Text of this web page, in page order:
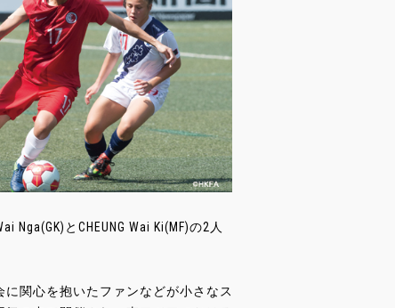
とCHEUNG Wai Ki(MF)の2人
関心を抱いたファンなどが小さなス